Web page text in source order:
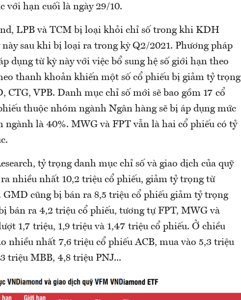
với hạn cuối là ngày 29/10.
LPB và TCM bị loại khỏi chỉ số trong khi KDH
sau khi bị loại ra trong kỳ Q2/2021. Phương pháp
dụng từ kỳ này với việc bổ sung hệ số giới hạn theo
thanh khoản khiến một số cổ phiếu bị giảm tỷ trọng
CTG, VPB. Danh mục chỉ số mới sẽ bao gồm 17 cổ
thuộc nhóm ngành Ngân hàng sẽ bị áp dụng mức
ngành là 40%. MWG và FPT vẫn là hai cổ phiếu có tỷ
tỷ trọng danh mục chỉ số và giao dịch của quỹ
nhiều nhất 10,2 triệu cổ phiếu, giảm tỷ trọng từ
GMD cũng bị bán ra 8,5 triệu cổ phiếu giảm tỷ trọng
bán ra 4,2 triệu cổ phiếu, tương tự FPT, MWG và
1,7 triệu, 1,9 triệu và 1,47 triệu cổ phiếu. Ở chiều
nhiều nhất 7,6 triệu cổ phiếu ACB, mua vào 5,3 triệu
triệu MBB, 4,8 triệu PNJ...